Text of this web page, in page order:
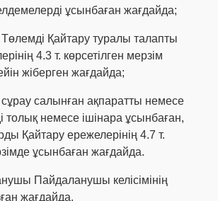
ұсынбаған жағдайда;
Қайтару туралы талапты
4.3 т. көрсетілген мерзім
жіберген жағдайда;
салынған ақпаратты немесе
толық немесе ішінара ұсынбаған,
Қайтару ережелерінің 4.7 т.
ұсынбаған жағдайда.
Пайдаланушы келісімінің
жағдайда.